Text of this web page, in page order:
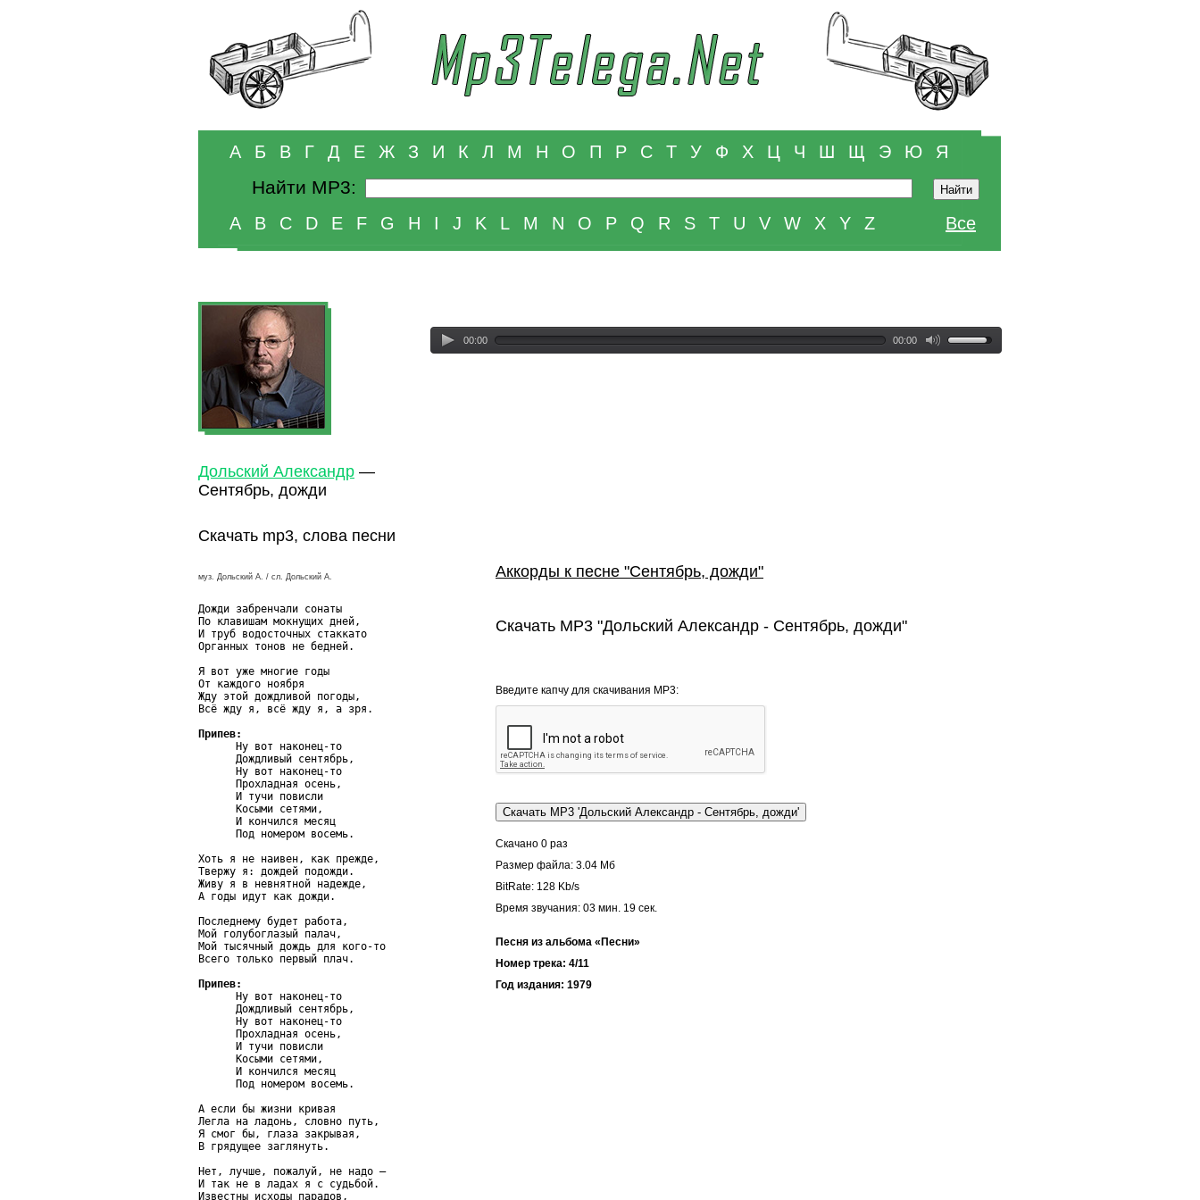
А Б В Г Д Е Ж З И К Л М Н О П Р С Т У Ф Х Ц Ч Ш Щ Э Ю Я
Найти MP3:
A B C D E F G H I J K L M N O P Q R S T U V W X Y Z Все
Дольский Александр —
Сентябрь, дожди
00:00 00:00
Скачать mp3, слова песни
муз. Дольский А. / сл. Дольский А.
Дожди забренчали сонаты
По клавишам мокнущих дней,
И труб водосточных стаккато
Органных тонов не бедней.
Я вот уже многие годы
От каждого ноября
Жду этой дождливой погоды,
Всё жду я, всё жду я, а зря.
Припев:
Ну вот наконец-то
      Дождливый сентябрь,
      Ну вот наконец-то
      Прохладная осень,
      И тучи повисли
      Косыми сетями,
      И кончился месяц
      Под номером восемь.
Хоть я не наивен, как прежде,
Твержу я: дождей подожди.
Живу я в невнятной надежде,
А годы идут как дожди.
Последнему будет работа,
Мой голубоглазый палач,
Мой тысячный дождь для кого-то
Всего только первый плач.
Припев:
Ну вот наконец-то
      Дождливый сентябрь,
      Ну вот наконец-то
      Прохладная осень,
      И тучи повисли
      Косыми сетями,
      И кончился месяц
      Под номером восемь.
А если бы жизни кривая
Легла на ладонь, словно путь,
Я смог бы, глаза закрывая,
В грядущее заглянуть.
Нет, лучше, пожалуй, не надо –
И так не в ладах я с судьбой.
Известны исходы парадов,
Аккорды к песне "Сентябрь, дожди"
Скачать MP3 "Дольский Александр - Сентябрь, дожди"
Введите капчу для скачивания MP3:
Скачано 0 раз
Размер файла: 3.04 Мб
BitRate: 128 Kb/s
Время звучания: 03 мин. 19 cек.
Песня из альбома «Песни»
Номер трека: 4/11
Год издания: 1979